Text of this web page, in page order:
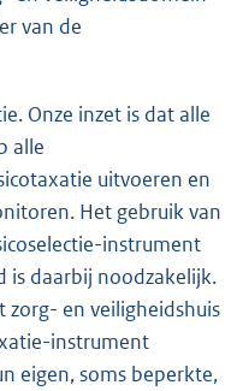
van de
Onze inzet is dat alle
alle
uitvoeren en
Het gebruik van
instrument
is daarbij noodzakelijk.
en veiligheidshuis
instrument
eigen, soms beperkte,